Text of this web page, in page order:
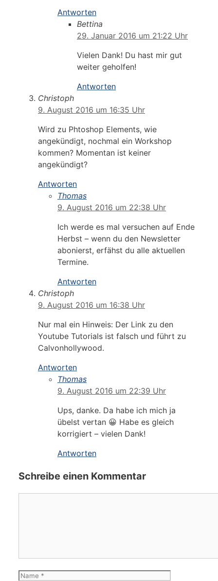
Antworten
Bettina
29. Januar 2016 um 21:22 Uhr
Vielen Dank! Du hast mir gut
weiter geholfen!
Antworten
Christoph
9. August 2016 um 16:35 Uhr
Wird zu Phtoshop Elements, wie
angekündigt, nochmal ein Workshop
kommen? Momentan ist keiner
angekündigt?
Antworten
Thomas
9. August 2016 um 22:38 Uhr
Ich werde es mal versuchen auf Ende
Herbst – wenn du den Newsletter
abonierst, erfähst du alle aktuellen
Termine.
Antworten
Christoph
9. August 2016 um 16:38 Uhr
Nur mal ein Hinweis: Der Link zu den
Youtube Tutorials ist falsch und führt zu
Calvonhollywood.
Antworten
Thomas
9. August 2016 um 22:39 Uhr
Ups, danke. Da habe ich mich ja
übelst vertan 😀 Habe es gleich
korrigiert – vielen Dank!
Antworten
Schreibe einen Kommentar
Name